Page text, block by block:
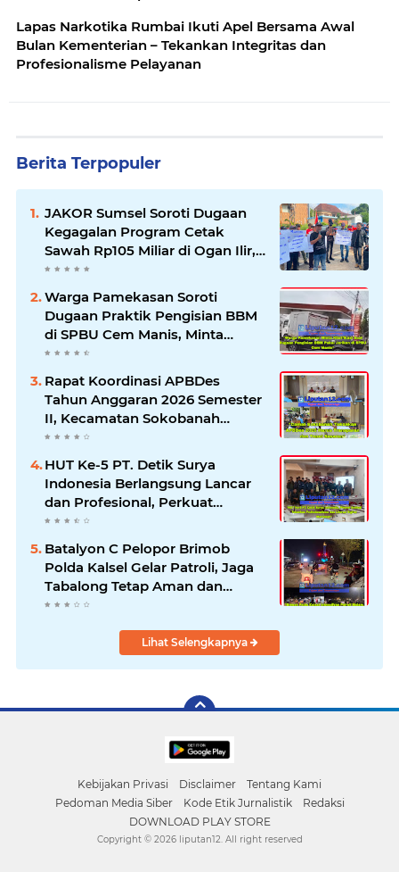
Lapas Narkotika Rumbai Ikuti Apel Bersama Awal
Bulan Kementerian – Tekankan Integritas dan
Profesionalisme Pelayanan
Berita Terpopuler
JAKOR Sumsel Soroti Dugaan
Kegagalan Program Cetak
Sawah Rp105 Miliar di Ogan Ilir,
Desak Kadis Pertanian Mundur
Warga Pamekasan Soroti
Dugaan Praktik Pengisian BBM
di SPBU Cem Manis, Minta
Klarifikasi dan Pengawasan
Rapat Koordinasi APBDes
Tahun Anggaran 2026 Semester
II, Kecamatan Sokobanah
Libatkan 12 Desa
HUT Ke-5 PT. Detik Surya
Indonesia Berlangsung Lancar
dan Profesional, Perkuat
Kompetensi Wartawan
Batalyon C Pelopor Brimob
Polda Kalsel Gelar Patroli, Jaga
Tabalong Tetap Aman dan
Kondusif
Lihat Selengkapnya
Kebijakan Privasi Disclaimer
Tentang Kami
Pedoman Media Siber
Kode Etik Jurnalistik
Redaksi
DOWNLOAD PLAY STORE
Copyright © 2026 liputan12. All right reserved